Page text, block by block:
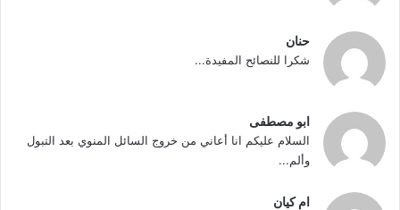
حنان
شكرا للنصائح المفيدة...
ابو مصطفى
السلام عليكم انا أعاني من خروج السائل المنوي بعد التبول
وألم...
ام كيان